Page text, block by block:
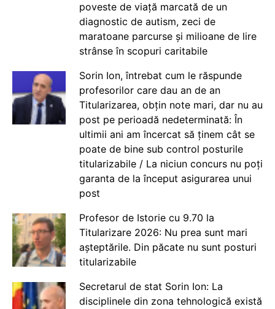
poveste de viață marcată de un
diagnostic de autism, zeci de
maratoane parcurse și milioane de lire
strânse în scopuri caritabile
Sorin Ion, întrebat cum le răspunde
profesorilor care dau an de an
Titularizarea, obțin note mari, dar nu au
post pe perioadă nedeterminată: În
ultimii ani am încercat să ținem cât se
poate de bine sub control posturile
titularizabile / La niciun concurs nu poți
garanta de la început asigurarea unui
post
Profesor de Istorie cu 9.70 la
Titularizare 2026: Nu prea sunt mari
așteptările. Din păcate nu sunt posturi
titularizabile
Secretarul de stat Sorin Ion: La
disciplinele din zona tehnologică există